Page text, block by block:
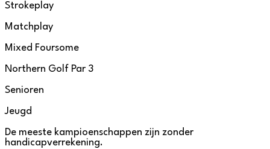
Strokeplay
Matchplay
Mixed Foursome
Northern Golf Par 3
Senioren
Jeugd
De meeste kampioenschappen zijn zonder
handicapverrekening.